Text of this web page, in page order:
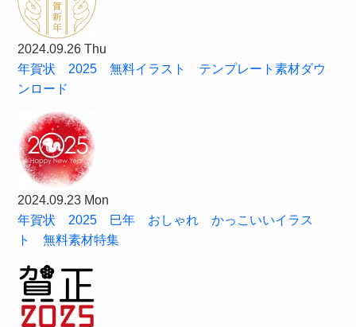
2024.09.26 Thu
年賀状 2025 無料イラスト テンプレート素材ダウ
ンロード
2024.09.23 Mon
年賀状 2025 巳年 おしゃれ かっこいいイラス
ト 無料素材特集